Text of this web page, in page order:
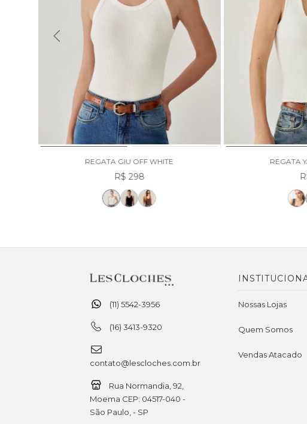
REGATA GIU OFF WHITE
R$ 298
REGATA
(11) 5542-3956
(16) 3413-9320
contato@lescloches.com.br
Rua Normandia, 92,
Moema CEP: 04517-040 -
São Paulo, - SP
Nossas Lojas
Quem Somos
Vendas Atacado